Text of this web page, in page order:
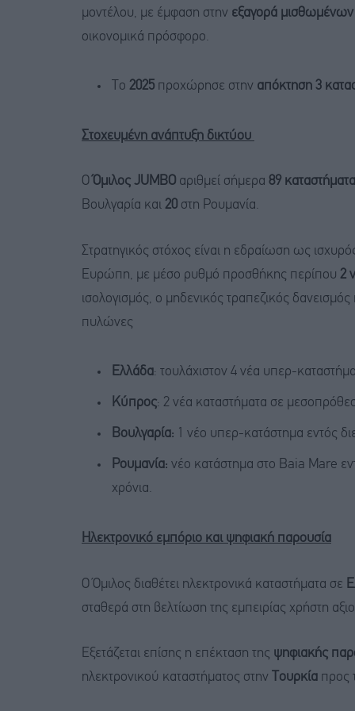
μοντέλου, με έμφαση στην εξαγορά
οικονομικά πρόσφορο.
Το 2025 προχώρησε στην απόκτηση 3
Στοχευμένη ανάπτυξη δικτύου
ΟΌμιλος JUMBO αριθμεί σήμερα 89 καταστήματα
Βουλγαρία και 20 στη Ρουμανία.
Στρατηγικός στόχος είναι η εδραίωση ως
Ευρώπη, με μέσο ρυθμό προσθήκης περίπου 2
ισολογισμός, ο μηδενικός τραπεζικός
πυλώνες
Ελλάδα: τουλάχιστον 4 νέα υπερ-
Κύπρος: 2 νέα καταστήματα σε
Βουλγαρία: 1 νέο υπερ-κατάστημα εντός
Ρουμανία: νέο κατάστημα στο Baia Mare
χρόνια.
Ηλεκτρονικό εμπόριο και ψηφιακή παρουσία
Ο Όμιλος διαθέτει ηλεκτρονικά καταστήματα σε
σταθερά στη βελτίωση της εμπειρίας χρήστη
Εξετάζεται επίσης η επέκταση της ψηφιακής
ηλεκτρονικού καταστήματος στην
Τουρκία προς